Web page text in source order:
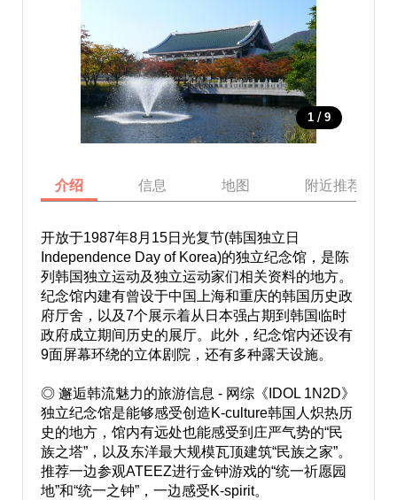
1 / 9
介绍 信息 地图 附近推荐景点
开放于1987年8月15日光复节(韩国独立日
Independence Day of Korea)的独立纪念馆，是陈
列韩国独立运动及独立运动家们相关资料的地方。
纪念馆内建有曾设于中国上海和重庆的韩国历史政
府厅舍，以及7个展示着从日本强占期到韩国临时
政府成立期间历史的展厅。此外，纪念馆内还设有
9面屏幕环绕的立体剧院，还有多种露天设施。
◎ 邂逅韩流魅力的旅游信息 - 网综《IDOL 1N2D》
独立纪念馆是能够感受创造K-culture韩国人炽热历
史的地方，馆内有远处也能感受到庄严气势的“民
族之塔”，以及东洋最大规模瓦顶建筑“民族之家”。
推荐一边参观ATEEZ进行金钟游戏的“统一祈愿园
地”和“统一之钟”，一边感受K-spirit。